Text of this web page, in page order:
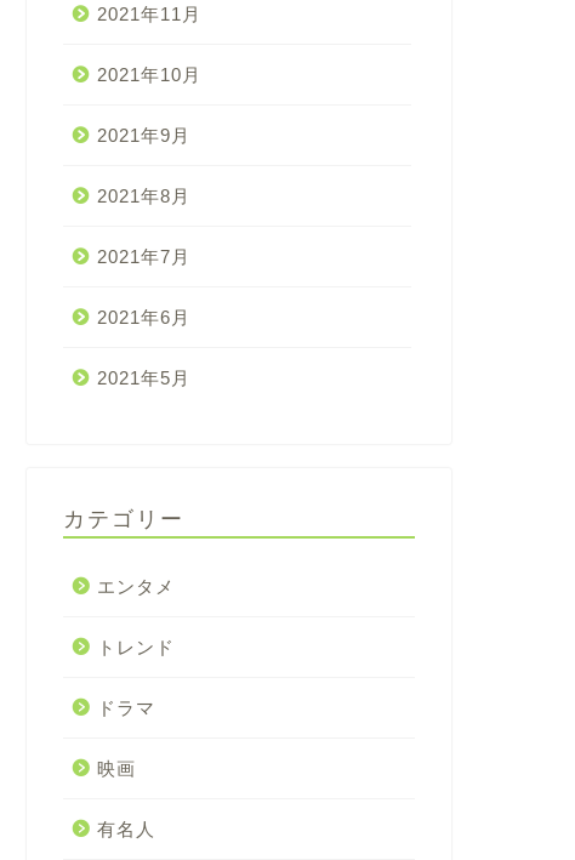
2021年11月
2021年10月
2021年9月
2021年8月
2021年7月
2021年6月
2021年5月
カテゴリー
エンタメ
トレンド
ドラマ
映画
有名人